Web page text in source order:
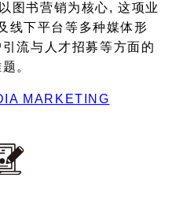
图书营销为核心, 这项业
线下平台等多种媒体形
流与人才招募等方面的
。
MARKETING